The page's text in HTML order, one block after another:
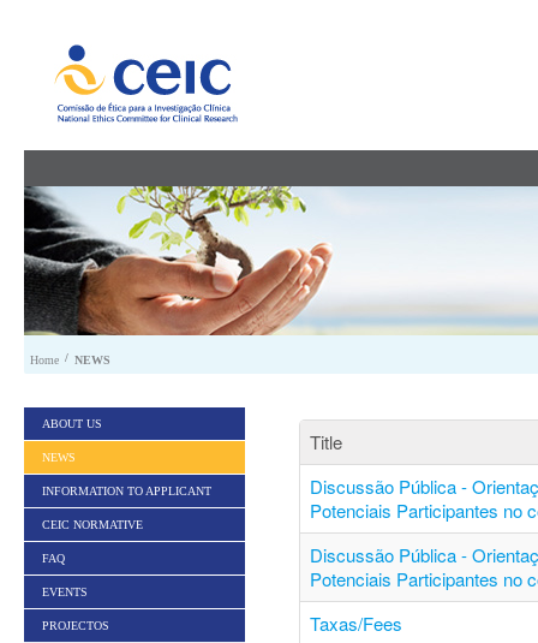
Home / NEWS
ABOUT US
NEWS
INFORMATION TO APPLICANT
CEIC NORMATIVE
FAQ
EVENTS
PROJECTOS
Title
Discussão Pública -
Potenciais Participantes no
Discussão Pública -
Potenciais Participantes no
Taxas/Fees